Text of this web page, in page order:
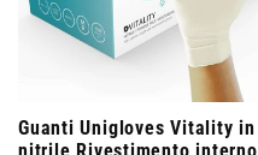
Guanti Unigloves Vitality in